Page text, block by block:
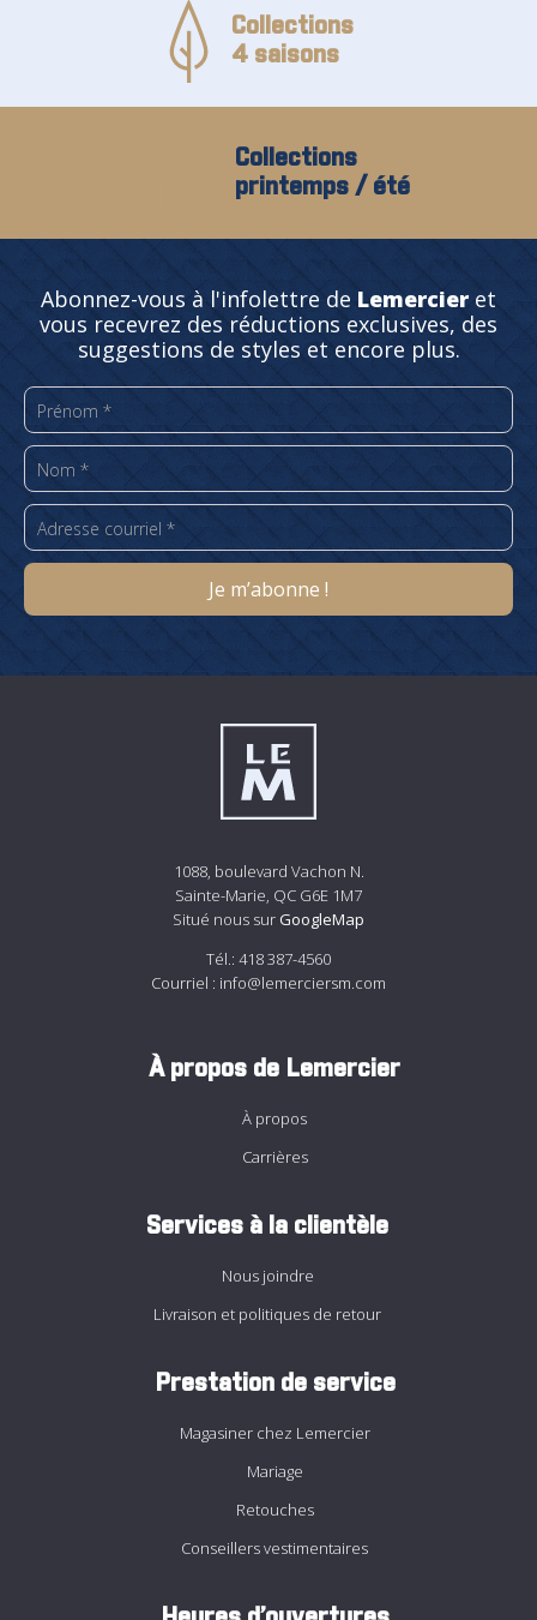
Collections
4 saisons
Collections
printemps / été
Abonnez-vous à l'infolettre de Lemercier et
vous recevrez des réductions exclusives, des
suggestions de styles et encore plus.
1088, boulevard Vachon N.
Sainte-Marie, QC G6E 1M7
Situé nous sur GoogleMap
Tél.: 418 387-4560
Courriel : info@lemerciersm.com
À propos de Lemercier
À propos
Carrières
Services à la clientèle
Nous joindre
Livraison et politiques de retour
Prestation de service
Magasiner chez Lemercier
Mariage
Retouches
Conseillers vestimentaires